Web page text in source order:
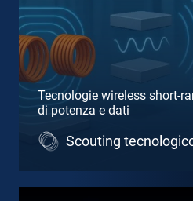
Tecnologie wireless short-
di potenza e dati
Scouting